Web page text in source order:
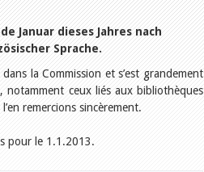
Januar dieses Jahres nach
Sprache.
la Commission et s’est grandement
notamment ceux liés aux bibliothèques
remercions sincèrement.
pour le 1.1.2013.